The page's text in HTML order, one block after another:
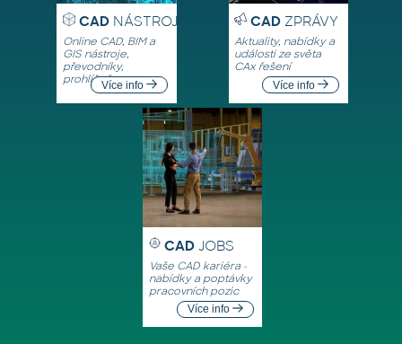
CADNÁSTROJE
Online CAD, BIM a
GIS nástroje,
převodníky,
prohlížečeVíce info
CADZPRÁVY
Aktuality, nabídky a
události ze světa
CAx řešení
Více info
CAD JOBS
Vaše CAD kariéra -
nabídky a poptávky
pracovních pozic
Více info